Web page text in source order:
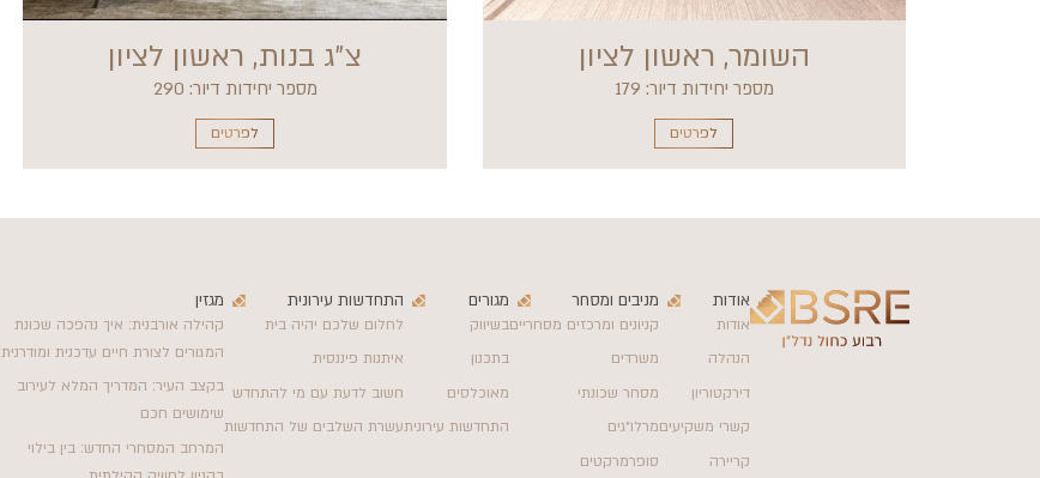
השומר, ראשון לציון
מספר יחידות דיור: 179
לפרטים
צ״ג בנות, ראשון לציון
מספר יחידות דיור: 290
לפרטים
אודות
אודות
הנהלה
דירקטוריון
קשרי משקיעים
קריירה
מניבים ומסחר
קניונים ומרכזים מסחריים
משרדים
מסחר שכונתי
מרלו״גים
סופרמרקטים
מגורים
בשיווק
בתכנון
מאוכלסים
התחדשות עירונית
התחדשות עירונית
לחלום שלכם יהיה בית
איתנות פיננסית
חשוב לדעת עם מי להתחדש
עשרת השלבים של התחדשות
מגזין
קהילה אורבנית: איך נהפכה שכונת
המגורים לצורת חיים עדכנית ומודרנית
בקצב העיר: המדריך המלא לעירוב
שימושים חכם
המרחב המסחרי החדש: בין בילוי